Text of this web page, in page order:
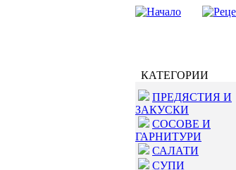
КАТЕГОРИИ
ПРЕДЯСТИЯ И
ЗАКУСКИ
СОСОВЕ И
ГАРНИТУРИ
САЛАТИ
СУПИ